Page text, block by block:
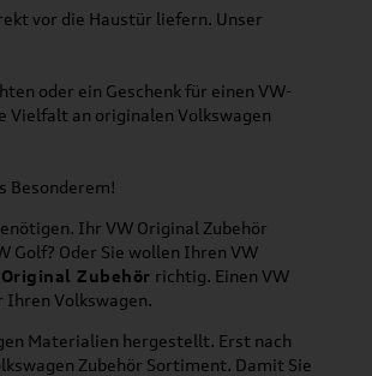
vor die Haustür liefern. Unser
oder ein Geschenk für einen VW-
Vielfalt an originalen Volkswagen
Besonderem!
Ihr VW Original Zubehör
Golf? Oder Sie wollen Ihren VW
Zubehör richtig. Einen VW
Ihren Volkswagen.
Materialien hergestellt. Erst nach
Zubehör Sortiment. Damit Sie